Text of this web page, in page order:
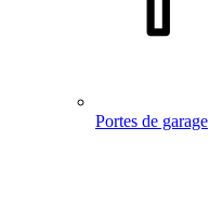
Portes de garage